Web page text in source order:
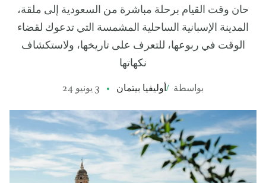
حان وقت القيام برحلة مباشرة من السعودية إلى ملقة،
المدينة الإسبانية الساحلية المشمسة التي تدعوك لقضاء
الوقت في ربوعها، للتعرف على تاريخها، ولاستكشاف
نكهاتها
بواسطة / أوليفيا بيتمان 3 يونيو 24